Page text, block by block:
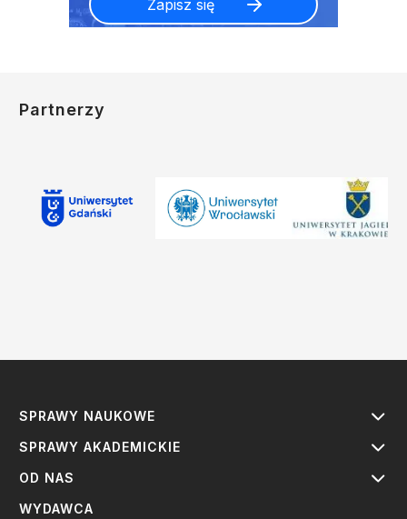
Partnerzy
SPRAWY NAUKOWE
SPRAWY AKADEMICKIE
OD NAS
WYDAWCA